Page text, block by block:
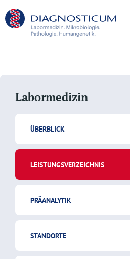
Labormedizin
ÜBERBLICK
LEISTUNGSVERZEICHNIS
PRÄANALYTIK
STANDORTE